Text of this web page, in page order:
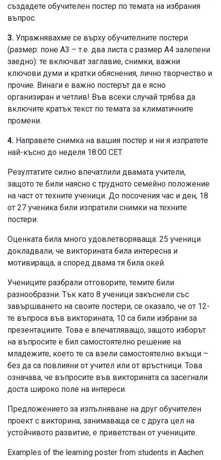
създадете обучителен постер по темата на избрания
въпрос.
3. Упражнявахме се върху обучителните постери
(размер: поне A3 – т.е. два листа с размер A4 залепени
заедно): те включват заглавие, снимки, важни
ключови думи и кратки обяснения, лично творчество и
прочие. Винаги е важно постерът да е ясно
организиран и четлив! Във всеки случай трябва да
включите кратък текст по темата за климатичните
промени.
4. Направете снимка на вашия постер и ни я изпратете
най-късно до неделя 18:00 CET.
Резултатите силно впечатлили двамата учители,
защото те били наясно с трудното семейно положение
на част от техните ученици. До посочения час и ден, 18
от 27 ученика били изпратили снимки на техните
постери.
Оценката била много удовлетворяваща: 25 ученици
докладвали, че викторината била интересна и
мотивираща, а според двама тя била окей.
Учениците разбрали отговорите, темите били
разнообразни. Тък като 8 ученици закъснели със
завършването на своите постери, се оказало, че от 12-
те въпроса във викторината, 10 са били избрани за
презентациите. Това е впечатляващо, защото изборът
на въпросите е бил самостоятелно решение на
младежите, което те са взели самостоятелно вкъщи –
без да са повлияни от учител или от връстници. Това
означава, че въпросите във викторината са засегнали
доста широко поле на интереси.
Предложението за изпълняване на друг обучителен
проект с викторина, занимаваща се с друга цел на
устойчивото развитие, е приветстван от учениците.
Examples of the learning poster from students in Aachen: